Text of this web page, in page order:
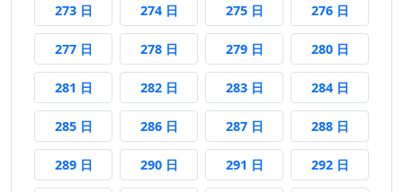
273 日273 日後274 日274 日後275 日275 日後276 日276 日後
277 日277 日後278 日278 日後279 日279 日後280 日280 日後
281 日281 日後282 日282 日後283 日283 日後284 日284 日後
285 日285 日後286 日286 日後287 日287 日後288 日288 日後
289 日289 日後290 日290 日後291 日291 日後292 日292 日後